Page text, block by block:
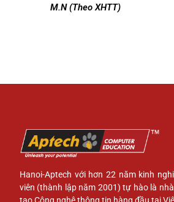
M.N (Theo XHTT)
Hanoi-Aptech với hơn 22 năm kinh
viên (thành lập năm 2001) tự hào là